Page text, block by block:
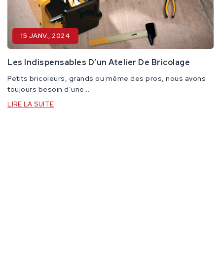
15 JANV., 2024
Les Indispensables D’un Atelier De Bricolage
Petits bricoleurs, grands ou même des pros, nous avons
toujours besoin d’une...
LIRE LA SUITE